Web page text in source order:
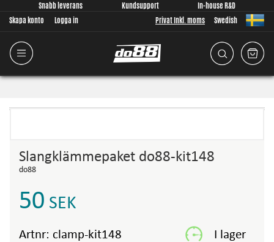
Snabb leverans Kundsupport
In-house R&D
Skapa konto
Logga in Privat Inkl. moms Swedish
Slangklämmepaket do88-kit148
do88
50 SEK
Artnr: clamp-kit148